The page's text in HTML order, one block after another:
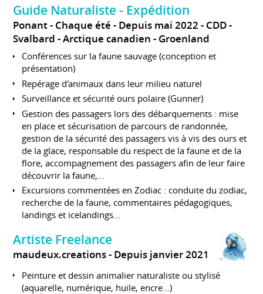
Guide Naturaliste - Expédition
Ponant - Chaque été Depuis mai 2022 CDD
Svalbard - Arctique canadien
Groenland
Conférences sur la faune sauvage (conception et
présentation)
Repérage d'animaux dans leur milieu naturel
Surveillance et sécurité ours polaire (Gunner)
Gestion des passagers lors des débarquements : mise
en place et sécurisation de parcours de randonnée,
gestion de la sécurité des passagers vis à vis des ours et
de la glace, responsable du respect de la faune et de la
flore, accompagnement des passagers afin de leur faire
découvrir la faune,...
Excursions commentées en Zodiac : conduite du zodiac,
recherche de la faune, commentaires pédagogiques,
landings et icelandings...
Artiste Freelance
maudeux.creations Depuis janvier 2021
Peinture et dessin animalier naturaliste ou stylisé
(aquarelle, numérique, huile, encre...)